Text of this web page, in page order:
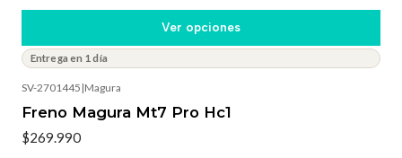
Ver opciones
Entrega en 1 día
SV-2701445 |Magura
Freno Magura Mt7 Pro Hc1
$269.990